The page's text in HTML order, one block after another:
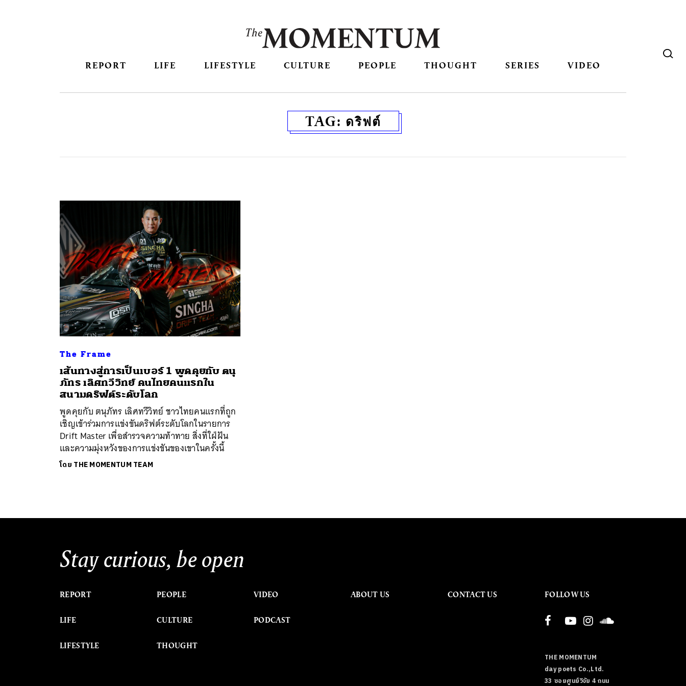
REPORT LIFE LIFESTYLE CULTURE PEOPLE THOUGHT SERIES VIDEO
TAG: ดริฟต์
The Frame
เส้นทางสู่การเป็นเบอร์ 1 พูดคุยกับ ตนุ
ภัทร เลิศทวีวิทย์ คนไทยคนแรกใน
สนามดริฟต์ระดับโลก
พูดคุยกับ ตนุภัทร เลิศทวีวิทย์ ชาวไทยคนแรกที่ถูก
เชิญเข้าร่วมการแข่งขันดริฟต์ระดับโลกในรายการ
Drift Master เพื่อสำรวจความท้าทาย สิ่งที่ใฝ่ฝัน
และความมุ่งหวังของการแข่งขันของเขาในครั้งนี้
โดย THE MOMENTUM TEAM
Stay curious, be open
REPORT
LIFE
LIFESTYLE
PEOPLE
CULTURE
THOUGHT
VIDEO
PODCAST
ABOUT US CONTACT US FOLLOW US
THE MOMENTUM
day poets Co.,Ltd.
33 ซอยศูนย์วิจัย 4 ถนน